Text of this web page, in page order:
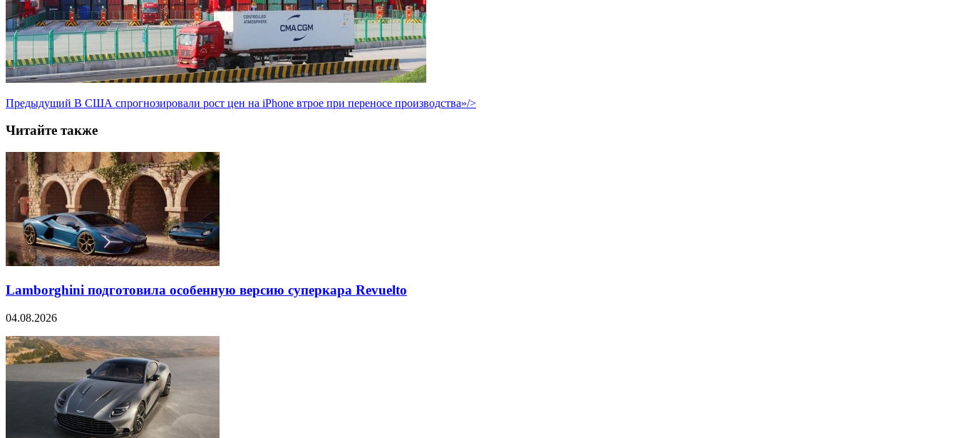
Предыдущий В США спрогнозировали рост цен на iPhone втрое при переносе производства»/>
Читайте также
Lamborghini подготовила особенную версию суперкара Revuelto
04.08.2026